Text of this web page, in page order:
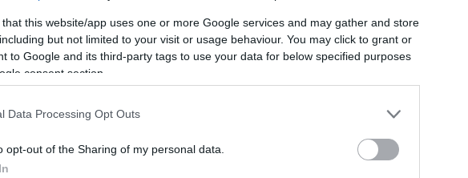
that this website/app uses one or more Google services and may gather and store
but not limited to your visit or usage behaviour. You may click to grant or
to Google and its third-party tags to use your data for below specified purposes
consent section.
Data Processing Opt Outs
opt-out of the Sharing of my personal data.
HACK WIFI LIFEHACK TOK TUNING SUFNITUNING
SUFNI TUNINGOK